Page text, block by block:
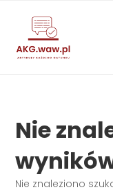
Nie
Nie znaleziono